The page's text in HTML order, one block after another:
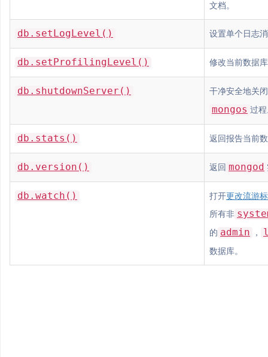
文档。
db.setLogLevel() 设置单个日志
db.setProfilingLevel() 修改当前数据
db.shutdownServer() 干净安全地关
mongos 过
db.stats() 返回报告当前
db.version() 返回 mongod
db.watch() 打开更改流游标
所有非
的 admin ，
数据库。